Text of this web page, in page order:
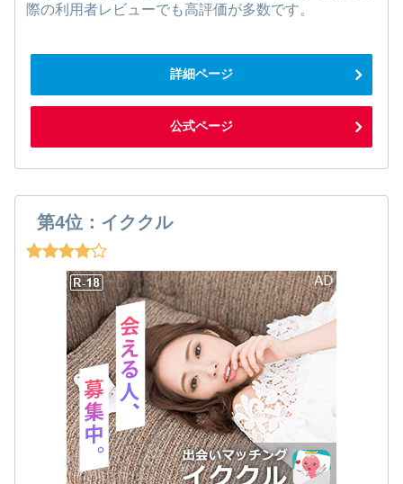
際の利用者レビューでも高評価が多数です。
詳細ページ
公式ページ
第4位：イククル